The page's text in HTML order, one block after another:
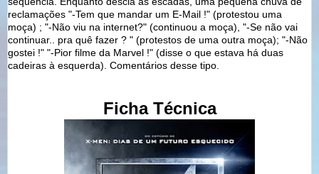
reclamações "-Tem que mandar um E-Mail !" (protestou uma
moça) ; "-Não viu na internet?" (continuou a moça), "-Se não vai
continuar.. pra quê fazer ? " (protestos de uma outra moça); "-Não
gostei !" "-Pior filme da Marvel !" (disse o que estava há duas
cadeiras à esquerda). Comentários desse tipo.
Ficha Técnica